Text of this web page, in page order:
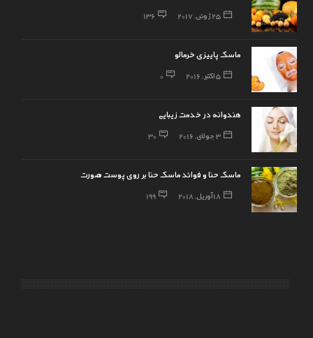
25 ژوئن, 2017 136
ماسک پاییزی خرمالو
5 اکتبر, 2016 0
هندوانه در خدمت زیبایی
3 جولای, 2016 30
ماسک حنا و فوائد ماسک حنا بر روی پوست صورت
18 آوریل, 2018 199